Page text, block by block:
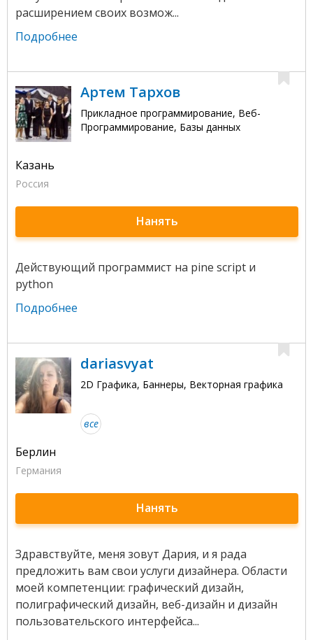
расширением своих возмож...
Подробнее
Артем Тархов
Прикладное программирование, Веб-
Программирование, Базы данных
Казань
Россия
Нанять
Действующий программист на pine script и
python
Подробнее
dariasvyat
2D Графика, Баннеры, Векторная графика
все
Берлин
Германия
Нанять
Здравствуйте, меня зовут Дария, и я рада
предложить вам свои услуги дизайнера. Области
моей компетенции: графический дизайн,
полиграфический дизайн, веб-дизайн и дизайн
пользовательского интерфейса...